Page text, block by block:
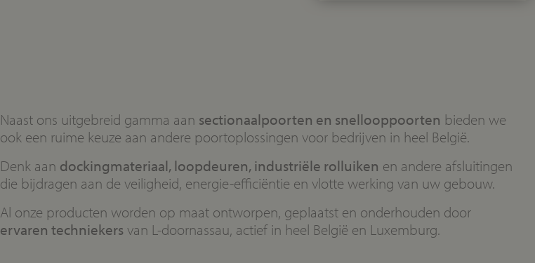
Naast ons uitgebreid gamma aan sectionaalpoorten en snellooppoorten bieden we
ook een ruime keuze aan andere poortoplossingen voor bedrijven in heel België.
Denk aan dockingmateriaal, loopdeuren, industriële rolluiken en andere afsluitingen
die bijdragen aan de veiligheid, energie-efficiëntie en vlotte werking van uw gebouw.
Al onze producten worden op maat ontworpen, geplaatst en onderhouden door
ervaren techniekers van L-doornassau, actief in heel België en Luxemburg.